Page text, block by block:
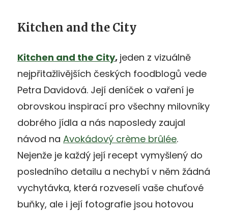
Kitchen and the City
Kitchen and the City, jeden z vizuálně
nejpřitažlivějších českých foodblogů vede
Petra Davidová. Její deníček o vaření je
obrovskou inspirací pro všechny milovníky
dobrého jídla a nás naposledy zaujal
návod na Avokádový crème brûlée.
Nejenže je každý její recept vymyšlený do
posledního detailu a nechybí v něm žádná
vychytávka, která rozveselí vaše chuťové
buňky, ale i její fotografie jsou hotovou